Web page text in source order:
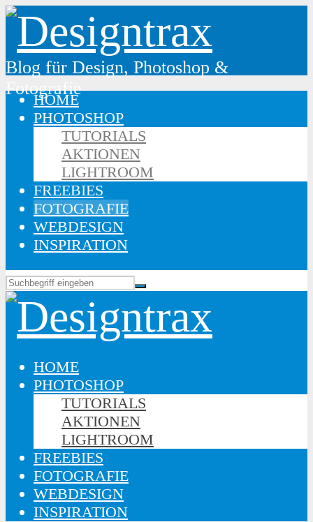
Blog für Design, Photoshop &
Fotografie
HOME
PHOTOSHOP
TUTORIALS
AKTIONEN
LIGHTROOM
FREEBIES
FOTOGRAFIE
WEBDESIGN
INSPIRATION
HOME
PHOTOSHOP
TUTORIALS
AKTIONEN
LIGHTROOM
FREEBIES
FOTOGRAFIE
WEBDESIGN
INSPIRATION